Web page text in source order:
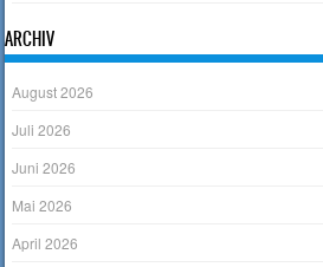
ARCHIV
August 2026
Juli 2026
Juni 2026
Mai 2026
April 2026